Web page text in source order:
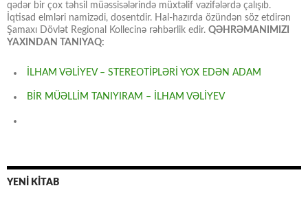
qədər bir çox təhsil müəssisələrində müxtəlif vəzifələrdə çalışıb.
İqtisad elmləri namizədi, dosentdir. Hal-hazırda özündən söz etdirən
Şamaxı Dövlət Regional Kollecinə rəhbərlik edir. QƏHRƏMANIMIZI
YAXINDAN TANIYAQ:
İLHAM VƏLİYEV – STEREOTİPLƏRİ YOX EDƏN ADAM
BİR MÜƏLLİM TANIYIRAM – İLHAM VƏLİYEV
YENİ KİTAB